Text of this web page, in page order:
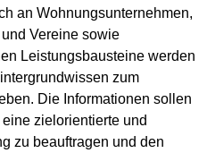
an Wohnungsunternehmen,
Vereine sowie
Leistungsbausteine werden
zum
Die Informationen sollen
zielorientierte und
zu beauftragen und den